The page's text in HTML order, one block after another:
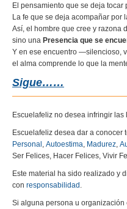
El pensamiento que se deja tocar
La fe que se deja acompañar por
Así, el hombre que cree y razona
sino una Presencia que se
Y en ese encuentro —silencioso,
el alma comprende lo que la
Sigue……
Escuelafeliz no desea infringir
Escuelafeliz desea dar a
Personal Autoestima Madurez
Ser Felices, Hacer Felices, Vivir
Este material ha sido realizado y
con responsabilidad
Si alguna persona u